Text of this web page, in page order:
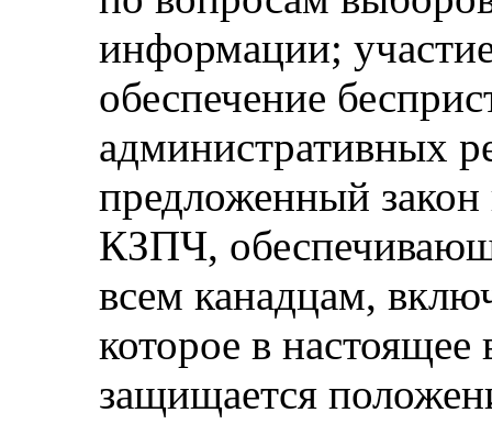
информации;
обеспечение
административных
предложенный
КЗПЧ,
всем канадцам,
которое в
защищается